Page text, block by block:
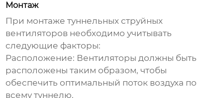
Монтаж
При монтажетуннельных струйных
вентиляторов необходимо учитывать
следующие факторы:
Расположение: Вентиляторы должны быть
расположены таким образом, чтобы
обеспечить оптимальный поток воздуха по
всему туннелю.